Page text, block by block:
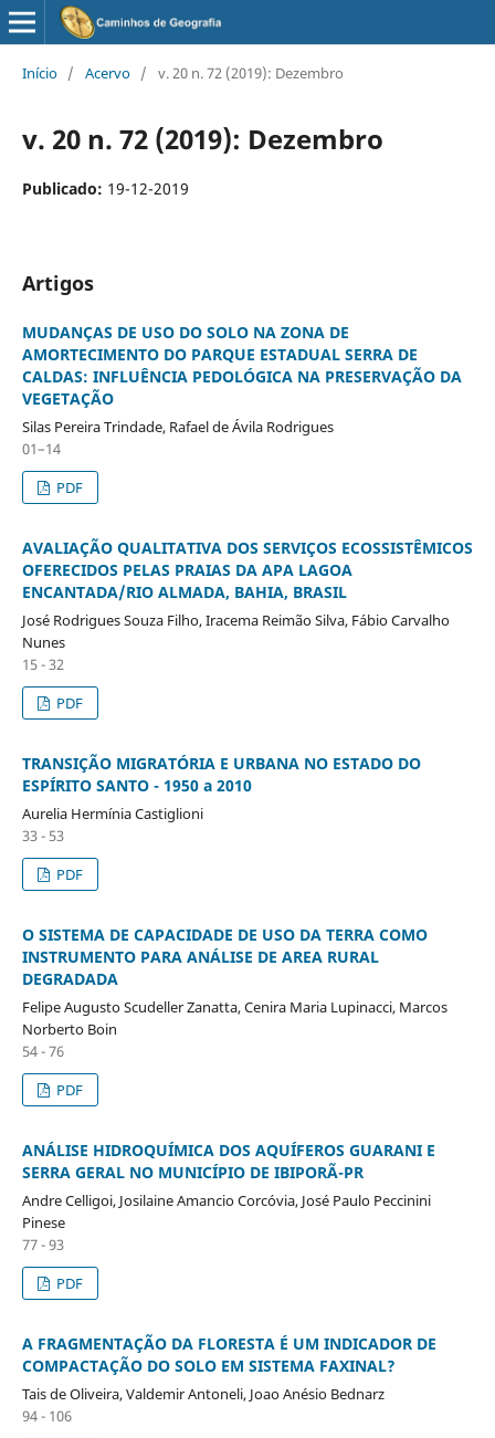
Início / Acervo / v. 20 n. 72 (2019): Dezembro
v. 20 n. 72 (2019): Dezembro
Publicado: 19-12-2019
Artigos
MUDANÇAS DE USO DO SOLO NA ZONA DE
AMORTECIMENTO DO PARQUE ESTADUAL SERRA DE
CALDAS: INFLUÊNCIA PEDOLÓGICA NA PRESERVAÇÃO DA
VEGETAÇÃO
Silas Pereira Trindade, Rafael de Ávila Rodrigues
01–14
PDF
AVALIAÇÃO QUALITATIVA DOS SERVIÇOS ECOSSISTÊMICOS
OFERECIDOS PELAS PRAIAS DA APA LAGOA
ENCANTADA/RIO ALMADA, BAHIA, BRASIL
José Rodrigues Souza Filho, Iracema Reimão Silva, Fábio Carvalho
Nunes
15 - 32
PDF
TRANSIÇÃO MIGRATÓRIA E URBANA NO ESTADO DO
ESPÍRITO SANTO - 1950 a 2010
Aurelia Hermínia Castiglioni
33 - 53
PDF
O SISTEMA DE CAPACIDADE DE USO DA TERRA COMO
INSTRUMENTO PARA ANÁLISE DE AREA RURAL
DEGRADADA
Felipe Augusto Scudeller Zanatta, Cenira Maria Lupinacci, Marcos
Norberto Boin
54 - 76
PDF
ANÁLISE HIDROQUÍMICA DOS AQUÍFEROS GUARANI E
SERRA GERAL NO MUNICÍPIO DE IBIPORÃ-PR
Andre Celligoi, Josilaine Amancio Corcóvia, José Paulo Peccinini
Pinese
77 - 93
PDF
A FRAGMENTAÇÃO DA FLORESTA É UM INDICADOR DE
COMPACTAÇÃO DO SOLO EM SISTEMA FAXINAL?
Tais de Oliveira, Valdemir Antoneli, Joao Anésio Bednarz
94 - 106